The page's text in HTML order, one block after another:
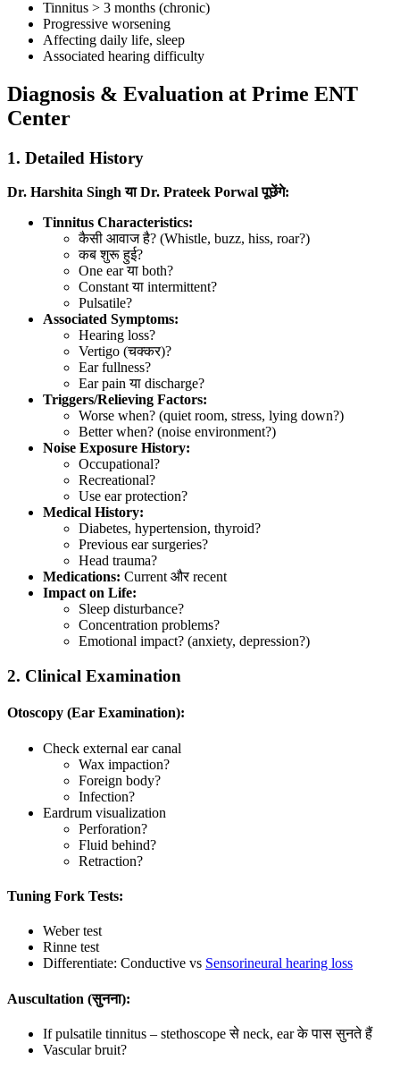
Tinnitus > 3 months (chronic)
Progressive worsening
Affecting daily life, sleep
Associated hearing difficulty
Diagnosis & Evaluation at Prime ENT
Center
1. Detailed History
Dr. Harshita Singh या Dr. Prateek Porwal पूछेंगे:
Tinnitus Characteristics:
कैसी आवाज है? (Whistle, buzz, hiss, roar?)
कब शुरू हुई?
One ear या both?
Constant या intermittent?
Pulsatile?
Associated Symptoms:
Hearing loss?
Vertigo (चक्कर)?
Ear fullness?
Ear pain या discharge?
Triggers/Relieving Factors:
Worse when? (quiet room, stress, lying down?)
Better when? (noise environment?)
Noise Exposure History:
Occupational?
Recreational?
Use ear protection?
Medical History:
Diabetes, hypertension, thyroid?
Previous ear surgeries?
Head trauma?
Medications: Current और recent
Impact on Life:
Sleep disturbance?
Concentration problems?
Emotional impact? (anxiety, depression?)
2. Clinical Examination
Otoscopy (Ear Examination):
Check external ear canal
Wax impaction?
Foreign body?
Infection?
Eardrum visualization
Perforation?
Fluid behind?
Retraction?
Tuning Fork Tests:
Weber test
Rinne test
Differentiate: Conductive vs Sensorineural hearing loss
Auscultation (सुनना):
If pulsatile tinnitus – stethoscope से neck, ear के पास सुनते हैं
Vascular bruit?